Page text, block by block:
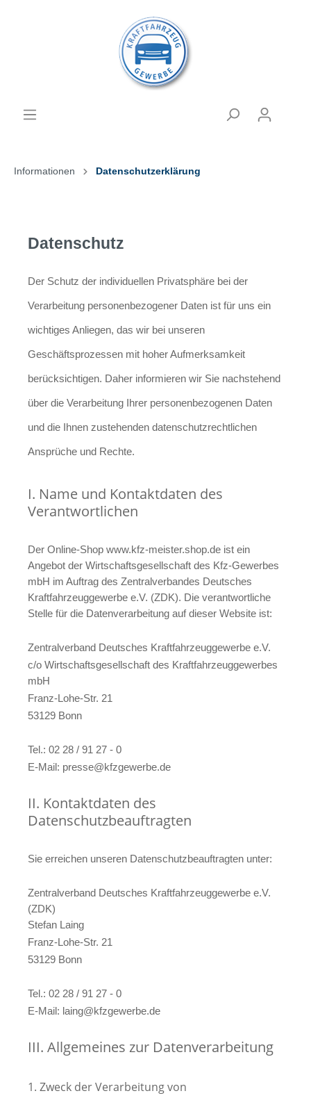
Informationen Datenschutzerklärung
Datenschutz
Der Schutz der individuellen Privatsphäre bei der
Verarbeitung personenbezogener Daten ist für uns ein
wichtiges Anliegen, das wir bei unseren
Geschäftsprozessen mit hoher Aufmerksamkeit
berücksichtigen. Daher informieren wir Sie nachstehend
über die Verarbeitung Ihrer personenbezogenen Daten
und die Ihnen zustehenden datenschutzrechtlichen
Ansprüche und Rechte.
I. Name und Kontaktdaten des
Verantwortlichen
Der Online-Shop www.kfz-meister.shop.de ist ein
Angebot der Wirtschaftsgesellschaft des Kfz-Gewerbes
mbH im Auftrag des Zentralverbandes Deutsches
Kraftfahrzeuggewerbe e.V. (ZDK). Die verantwortliche
Stelle für die Datenverarbeitung auf dieser Website ist:
Zentralverband Deutsches Kraftfahrzeuggewerbe e.V.
c/o Wirtschaftsgesellschaft des Kraftfahrzeuggewerbes
mbH
Franz-Lohe-Str. 21
53129 Bonn
Tel.: 02 28 / 91 27 - 0
E-Mail: presse@kfzgewerbe.de
II. Kontaktdaten des
Datenschutzbeauftragten
Sie erreichen unseren Datenschutzbeauftragten unter:
Zentralverband Deutsches Kraftfahrzeuggewerbe e.V.
(ZDK)
Stefan Laing
Franz-Lohe-Str. 21
53129 Bonn
Tel.: 02 28 / 91 27 - 0
E-Mail: laing@kfzgewerbe.de
III. Allgemeines zur Datenverarbeitung
1. Zweck der Verarbeitung von